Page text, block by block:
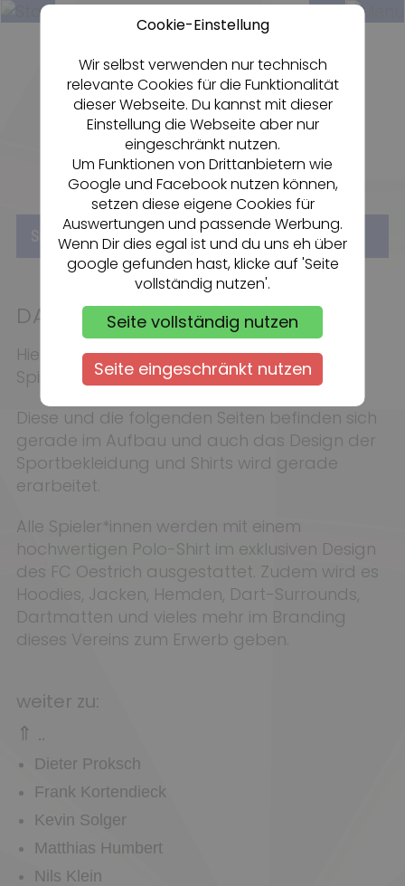
Dartsportzentrum Rheingau
FC OESTRICH 1920 e.V.
Sie sind hier: Start « DARTSPIELER
DARTSPIELER
Hier stellen wir unsere Dartspielerinnen und
Spieler vor.
Diese und die folgenden Seiten befinden sich
gerade im Aufbau und auch das Design der
Sportbekleidung und Shirts wird gerade
erarbeitet.
Alle Spieler*innen werden mit einem
hochwertigen Polo-Shirt im exklusiven Design
des FC Oestrich ausgestattet. Zudem wird es
Hoodies, Jacken, Hemden, Dart-Surrounds,
Dartmatten und vieles mehr im Branding
dieses Vereins zum Erwerb geben.
weiter zu:
⇑ ..
Dieter Proksch
Frank Kortendieck
Kevin Solger
Matthias Humbert
Nils Klein
Cookie-Einstellung
Wir selbst verwenden nur technisch
relevante Cookies für die Funktionalität
dieser Webseite. Du kannst mit dieser
Einstellung die Webseite aber nur
eingeschränkt nutzen.
Um Funktionen von Drittanbietern wie
Google und Facebook nutzen können,
setzen diese eigene Cookies für
Auswertungen und passende Werbung.
Wenn Dir dies egal ist und du uns eh über
google gefunden hast, klicke auf 'Seite
vollständig nutzen'.
Seite eingeschränkt nutzen
Seite vollständig nutzen